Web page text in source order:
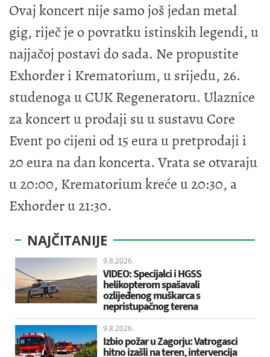
Ovaj koncert nije samo još jedan metal
gig, riječ je o povratku istinskih legendi, u
najjačoj postavi do sada. Ne propustite
Exhorder i Krematorium, u srijedu, 26.
studenoga u CUK Regeneratoru. Ulaznice
za koncert u prodaji su u sustavu Core
Event po cijeni od 15 eura u pretprodaji i
20 eura na dan koncerta. Vrata se otvaraju
u 20:00, Krematorium kreće u 20:30, a
Exhorder u 21:30.
NAJČITANIJE
9.8.2026.
VIDEO: Specijalci i HGSS
helikopterom spašavali
ozlijeđenog muškarca s
nepristupačnog terena
9.8.2026.
Izbio požar u Zagorju: Vatrogasci
hitno izašli na teren, intervencija